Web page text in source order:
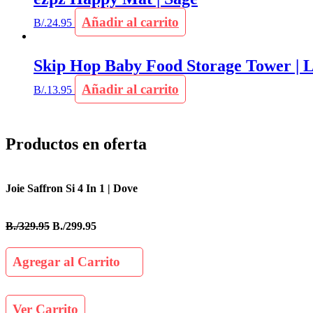
B/.24.95 Añadir al carrito
Skip Hop Baby Food Storage Tower |
B/.13.95 Añadir al carrito
Productos en oferta
Joie Saffron Si 4 In 1 | Dove
B./329.95 B./299.95
Agregar al Carrito
Ver Carrito